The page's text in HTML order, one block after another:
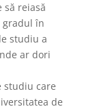
să reiasă
gradul în
studiu a
ar dori
studiu care
de